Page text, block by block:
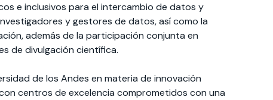
e inclusivos para el intercambio de datos y
y gestores de datos, así como la
además de la participación conjunta en
de divulgación científica.
de los Andes en materia de innovación
centros de excelencia comprometidos con una